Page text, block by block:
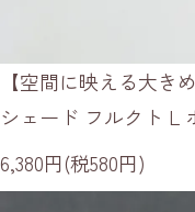
【空間に映える大き
シェード フルクト L
6,380円(税580円)